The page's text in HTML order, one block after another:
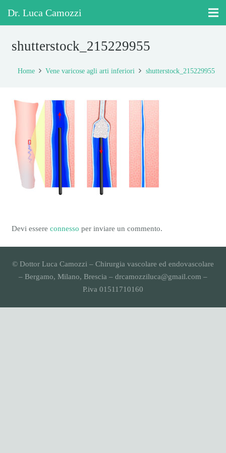
Dr. Luca Camozzi
shutterstock_215229955
Home Vene varicose agli arti inferiori shutterstock_215229955
Devi essere connesso per inviare un commento.
© Dottor Luca Camozzi – Chirurgia vascolare ed endovascolare
– Bergamo, Milano, Brescia – drcamozziluca@gmail.com –
P.iva 01511710160